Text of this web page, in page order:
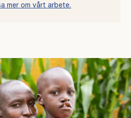
mer om vårt arbete.